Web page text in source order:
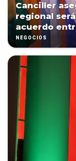
Canciller
regional
acuerdo
NEGOCIOS